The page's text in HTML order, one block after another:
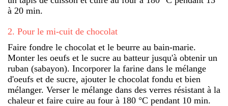
à 20 min.
2. Pour le mi-cuit de chocolat
Faire fondre le chocolat et le beurre au bain-marie.
Monter les oeufs et le sucre au batteur jusqu'à obtenir un
ruban (sabayon). Incorporer la farine dans le mélange
d'oeufs et de sucre, ajouter le chocolat fondu et bien
mélanger. Verser le mélange dans des verres résistant à la
chaleur et faire cuire au four à 180 °C pendant 10 min.